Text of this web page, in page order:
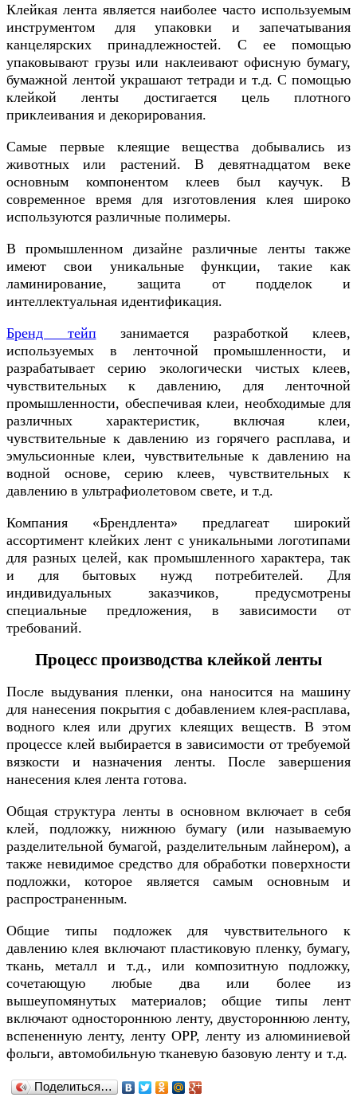
Клейкая лента является наиболее часто используемым
инструментом для упаковки и запечатывания
канцелярских принадлежностей. С ее помощью
упаковывают грузы или наклеивают офисную бумагу,
бумажной лентой украшают тетради и т.д. С помощью
клейкой ленты достигается цель плотного
приклеивания и декорирования.
Самые первые клеящие вещества добывались из
животных или растений. В девятнадцатом веке
основным компонентом клеев был каучук. В
современное время для изготовления клея широко
используются различные полимеры.
В промышленном дизайне различные ленты также
имеют свои уникальные функции, такие как
ламинирование, защита от подделок и
интеллектуальная идентификация.
Бренд тейп занимается разработкой клеев,
используемых в ленточной промышленности, и
разрабатывает серию экологически чистых клеев,
чувствительных к давлению, для ленточной
промышленности, обеспечивая клеи, необходимые для
различных характеристик, включая клеи,
чувствительные к давлению из горячего расплава, и
эмульсионные клеи, чувствительные к давлению на
водной основе, серию клеев, чувствительных к
давлению в ультрафиолетовом свете, и т.д.
Компания «Брендлента» предлагеат широкий
ассортимент клейких лент с уникальными логотипами
для разных целей, как промышленного характера, так
и для бытовых нужд потребителей. Для
индивидуальных заказчиков, предусмотрены
специальные предложения, в зависимости от
требований.
Процесс производства клейкой ленты
После выдувания пленки, она наносится на машину
для нанесения покрытия с добавлением клея-расплава,
водного клея или других клеящих веществ. В этом
процессе клей выбирается в зависимости от требуемой
вязкости и назначения ленты. После завершения
нанесения клея лента готова.
Общая структура ленты в основном включает в себя
клей, подложку, нижнюю бумагу (или называемую
разделительной бумагой, разделительным лайнером), а
также невидимое средство для обработки поверхности
подложки, которое является самым основным и
распространенным.
Общие типы подложек для чувствительного к
давлению клея включают пластиковую пленку, бумагу,
ткань, металл и т.д., или композитную подложку,
сочетающую любые два или более из
вышеупомянутых материалов; общие типы лент
включают одностороннюю ленту, двустороннюю ленту,
вспененную ленту, ленту OPP, ленту из алюминиевой
фольги, автомобильную тканевую базовую ленту и т.д.
Поделиться…